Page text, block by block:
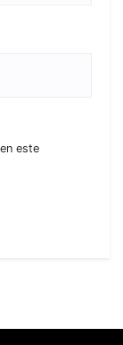
este